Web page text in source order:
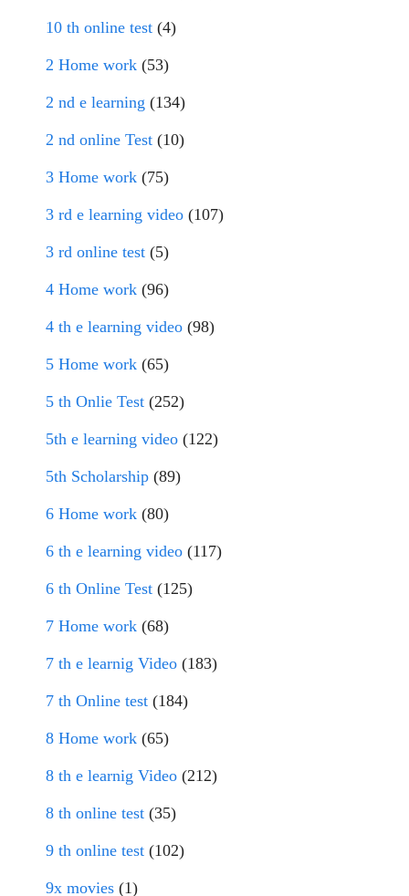
10 th online test (4)
2 Home work (53)
2 nd e learning (134)
2 nd online Test (10)
3 Home work (75)
3 rd e learning video (107)
3 rd online test (5)
4 Home work (96)
4 th e learning video (98)
5 Home work (65)
5 th Onlie Test (252)
5th e learning video (122)
5th Scholarship (89)
6 Home work (80)
6 th e learning video (117)
6 th Online Test (125)
7 Home work (68)
7 th e learnig Video (183)
7 th Online test (184)
8 Home work (65)
8 th e learnig Video (212)
8 th online test (35)
9 th online test (102)
9x movies (1)